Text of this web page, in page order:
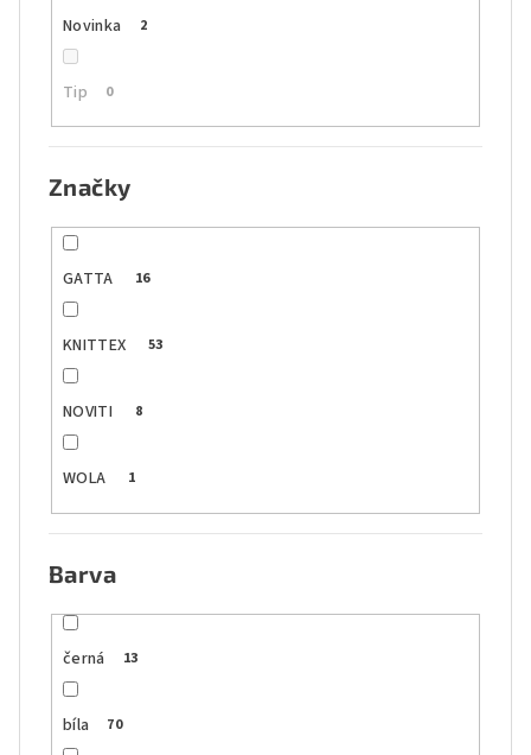
Novinka 2
Tip 0
Značky
GATTA 16
KNITTEX 53
NOVITI 8
WOLA 1
Barva
černá 13
bíla 70